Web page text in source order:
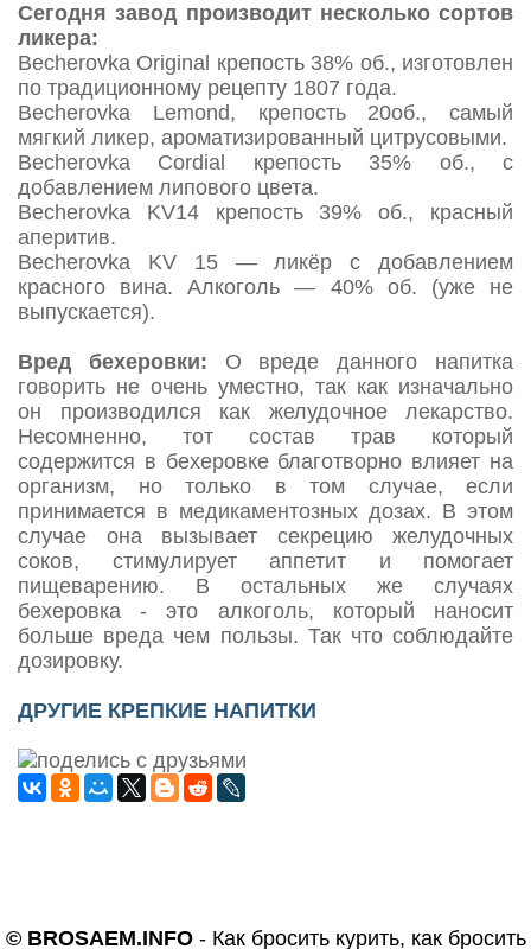
Сегодня завод производит несколько сортов
ликера:
Becherovka Original крепость 38% об., изготовлен
по традиционному рецепту 1807 года.
Becherovka Lemond, крепость 20об., самый
мягкий ликер, ароматизированный цитрусовыми.
Becherovka Cordial крепость 35% об., с
добавлением липового цвета.
Becherovka KV14 крепость 39% об., красный
аперитив.
Becherovka KV 15 — ликёр с добавлением
красного вина. Алкоголь — 40% об. (уже не
выпускается).
Вред бехеровки: О вреде данного напитка
говорить не очень уместно, так как изначально
он производился как желудочное лекарство.
Несомненно, тот состав трав который
содержится в бехеровке благотворно влияет на
организм, но только в том случае, если
принимается в медикаментозных дозах. В этом
случае она вызывает секрецию желудочных
соков, стимулирует аппетит и помогает
пищеварению. В остальных же случаях
бехеровка - это алкоголь, который наносит
больше вреда чем пользы. Так что соблюдайте
дозировку.
ДРУГИЕ КРЕПКИЕ НАПИТКИ
© BROSAEM.INFO- Как бросить курить, как бросить